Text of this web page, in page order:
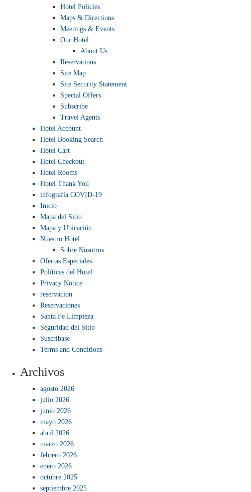
Hotel Policies
Maps & Directions
Meetings & Events
Our Hotel
About Us
Reservations
Site Map
Site Security Statement
Special Offers
Subscribe
Travel Agents
Hotel Account
Hotel Booking Search
Hotel Cart
Hotel Checkout
Hotel Rooms
Hotel Thank You
infografía COVID-19
Inicio
Mapa del Sitio
Mapa y Ubicación
Nuestro Hotel
Sobre Nosotros
Ofertas Especiales
Políticas del Hotel
Privacy Notice
reservacion
Reservaciones
Santa Fe Limpieza
Seguridad del Sitio
Suscríbase
Terms and Conditions
Archivos
agosto 2026
julio 2026
junio 2026
mayo 2026
abril 2026
marzo 2026
febrero 2026
enero 2026
octubre 2025
septiembre 2025